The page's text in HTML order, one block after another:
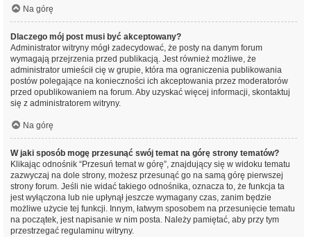
Na górę
Dlaczego mój post musi być akceptowany?
Administrator witryny mógł zadecydować, że posty na danym forum
wymagają przejrzenia przed publikacją. Jest również możliwe, że
administrator umieścił cię w grupie, która ma ograniczenia publikowania
postów polegające na konieczności ich akceptowania przez moderatorów
przed opublikowaniem na forum. Aby uzyskać więcej informacji, skontaktuj
się z administratorem witryny.
Na górę
W jaki sposób mogę przesunąć swój temat na górę strony tematów?
Klikając odnośnik “Przesuń temat w górę”, znajdujący się w widoku tematu
zazwyczaj na dole strony, możesz przesunąć go na samą górę pierwszej
strony forum. Jeśli nie widać takiego odnośnika, oznacza to, że funkcja ta
jest wyłączona lub nie upłynął jeszcze wymagany czas, zanim będzie
możliwe użycie tej funkcji. Innym, łatwym sposobem na przesunięcie tematu
na początek, jest napisanie w nim posta. Należy pamiętać, aby przy tym
przestrzegać regulaminu witryny.